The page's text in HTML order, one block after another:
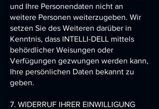
und Ihre Personendaten nicht an
weitere Personen weiterzugeben. Wir
setzen Sie des Weiteren darüber in
Kenntnis, dass INTELLI-DELL mittels
behördlicher Weisungen oder
Verfügungen gezwungen werden kann,
Ihre persönlichen Daten bekannt zu
geben.
7. WIDERRUF IHRER EINWILLIGUNG